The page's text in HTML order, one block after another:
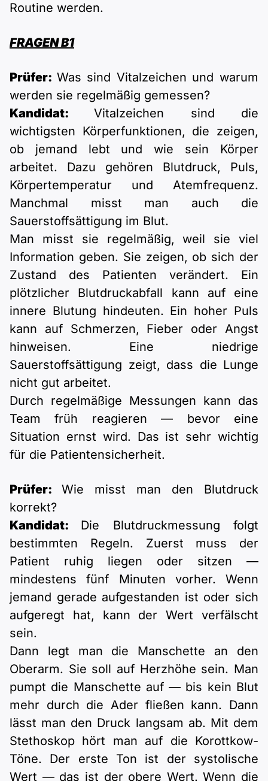
Routine werden.
FRAGEN B1
Prüfer: Was sind Vitalzeichen und warum
werden sie regelmäßig gemessen?
Kandidat:Vitalzeichen sind die
wichtigsten Körperfunktionen, die zeigen,
ob jemand lebt und wie sein Körper
arbeitet. Dazu gehören Blutdruck, Puls,
Körpertemperatur und Atemfrequenz.
Manchmal misst man auch die
Sauerstoffsättigung im Blut.
Man misst sie regelmäßig, weil sie viel
Information geben. Sie zeigen, ob sich der
Zustand des Patienten verändert. Ein
plötzlicher Blutdruckabfall kann auf eine
innere Blutung hindeuten. Ein hoher Puls
kann auf Schmerzen, Fieber oder Angst
hinweisen. Eine niedrige
Sauerstoffsättigung zeigt, dass die Lunge
nicht gut arbeitet.
Durch regelmäßige Messungen kann das
Team früh reagieren — bevor eine
Situation ernst wird. Das ist sehr wichtig
für die Patientensicherheit.
Prüfer: Wie misst man den Blutdruck
korrekt?
Kandidat: Die Blutdruckmessung folgt
bestimmten Regeln. Zuerst muss der
Patient ruhig liegen oder sitzen —
mindestens fünf Minuten vorher. Wenn
jemand gerade aufgestanden ist oder sich
aufgeregt hat, kann der Wert verfälscht
sein.
Dann legt man die Manschette an den
Oberarm. Sie soll auf Herzhöhe sein. Man
pumpt die Manschette auf — bis kein Blut
mehr durch die Ader fließen kann. Dann
lässt man den Druck langsam ab. Mit dem
Stethoskop hört man auf die Korottkow-
Töne. Der erste Ton ist der systolische
Wert — das ist der obere Wert. Wenn die